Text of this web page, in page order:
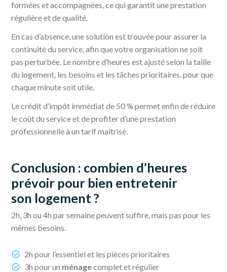
formées et accompagnées, ce qui garantit une prestation
régulière et de qualité.
En cas d’absence, une solution est trouvée pour assurer la
continuité du service, afin que votre organisation ne soit
pas perturbée. Le nombre d’heures est ajusté selon la taille
du logement, les besoins et les tâches prioritaires, pour que
chaque minute soit utile.
Le crédit d’impôt immédiat de 50 % permet enfin de réduire
le coût du service et de profiter d’une prestation
professionnelle à un tarif maîtrisé.
Conclusion : combien d’heures
prévoir pour bien entretenir
son logement ?
2h, 3h ou 4h par semaine peuvent suffire, mais pas pour les
mêmes besoins.
2h pour l’essentiel et les pièces prioritaires
3h pour un ménagecomplet et régulier